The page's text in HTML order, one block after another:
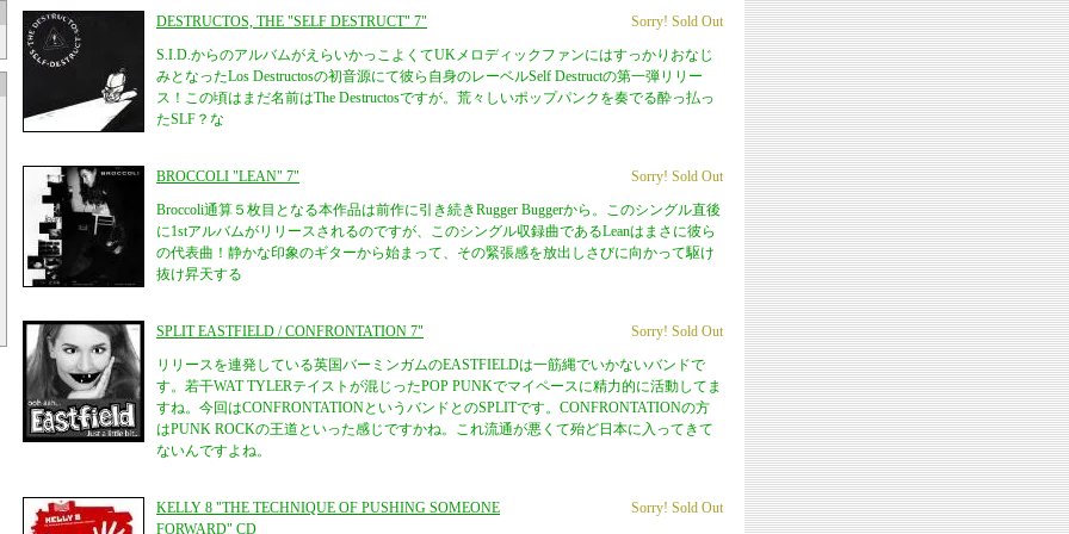
Sorry! Sold Out
DESTRUCTOS, THE "SELF DESTRUCT" 7"
S.I.D.からのアルバムがえらいかっこよくてUKメロディックファンにはすっかりおなじ
みとなったLos Destructosの初音源にて彼ら自身のレーベルSelf Destructの第一弾リリー
ス！この頃はまだ名前はThe Destructosですが。荒々しいポップパンクを奏でる酔っ払っ
たSLF？な
Sorry! Sold Out
BROCCOLI "LEAN" 7"
Broccoli通算５枚目となる本作品は前作に引き続きRugger Buggerから。このシングル直後
に1stアルバムがリリースされるのですが、このシングル収録曲であるLeanはまさに彼ら
の代表曲！静かな印象のギターから始まって、その緊張感を放出しさびに向かって駆け
抜け昇天する
Sorry! Sold Out
SPLIT EASTFIELD / CONFRONTATION 7"
リリースを連発している英国バーミンガムのEASTFIELDは一筋縄でいかないバンドで
す。若干WAT TYLERテイストが混じったPOP PUNKでマイペースに精力的に活動してま
すね。今回はCONFRONTATIONというバンドとのSPLITです。CONFRONTATIONの方
はPUNK ROCKの王道といった感じですかね。これ流通が悪くて殆ど日本に入ってきて
ないんですよね。
Sorry! Sold Out
KELLY 8 "THE TECHNIQUE OF PUSHING SOMEONE
FORWARD" CD